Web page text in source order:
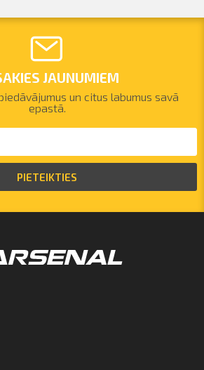
JAUNUMIEM
un citus labumus savā
epastā.
PIETEIKTIES